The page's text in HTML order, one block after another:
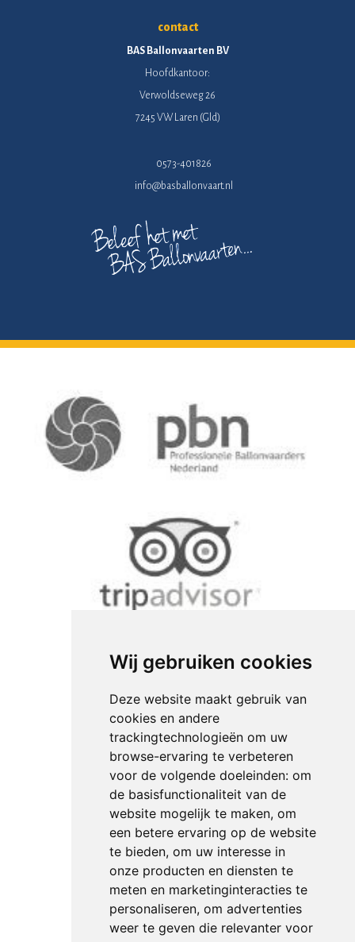
Wij gebruiken cookies
Deze website maakt gebruik van
cookies en andere
trackingtechnologieën om uw
browse-ervaring te verbeteren
voor de volgende doeleinden: om
de basisfunctionaliteit van de
website mogelijk te maken, om
een betere ervaring op de website
te bieden, om uw interesse in
onze producten en diensten te
meten en marketinginteracties te
personaliseren, om advertenties
weer te geven die relevanter voor
contact
BAS Ballonvaarten BV
Hoofdkantoor:
Verwoldseweg 26
7245 VW Laren (Gld)
0573-401826
info@basballonvaart.nl